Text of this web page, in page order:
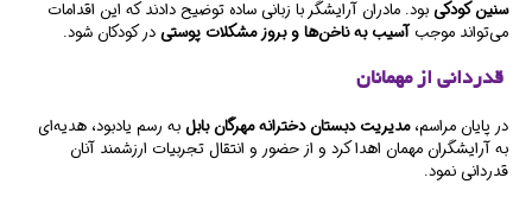
سنین کودکیبود. مادران آرایشگر با زبانی ساده توضیح دادند که این اقدامات
می‌تواند موجبآسیب به ناخن‌ها و بروز مشکلات پوستیدر کودکان شود.
قدردانی از مهمانان
در پایان مراسم،مدیریت دبستان دخترانه مهرگان بابلبه رسم یادبود، هدیه‌ای
به آرایشگران مهمان اهدا کرد و از حضور و انتقال تجربیات ارزشمند آنان
قدردانی نمود.